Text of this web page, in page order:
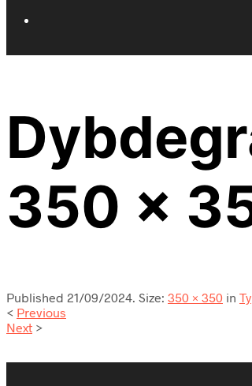
350 x
Published 21/09/2024 . Size: 350 × 350 in
< Previous
Next >